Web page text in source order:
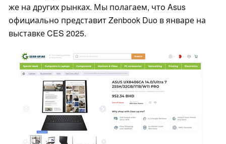
же на других рынках. Мы полагаем, что Asus
официально представит Zenbook Duo в январе на
выставке CES 2025.